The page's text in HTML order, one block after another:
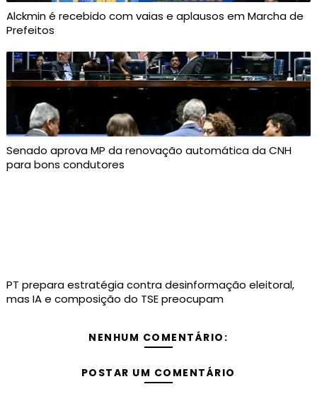
Alckmin é recebido com vaias e aplausos em Marcha de
Prefeitos
Senado aprova MP da renovação automática da CNH
para bons condutores
PT prepara estratégia contra desinformação eleitoral,
mas IA e composição do TSE preocupam
NENHUM COMENTÁRIO:
POSTAR UM COMENTÁRIO